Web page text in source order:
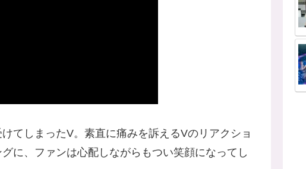
てしまったV。素直に痛みを訴えるVのリアクショ
に、ファンは心配しながらもつい笑顔になってし